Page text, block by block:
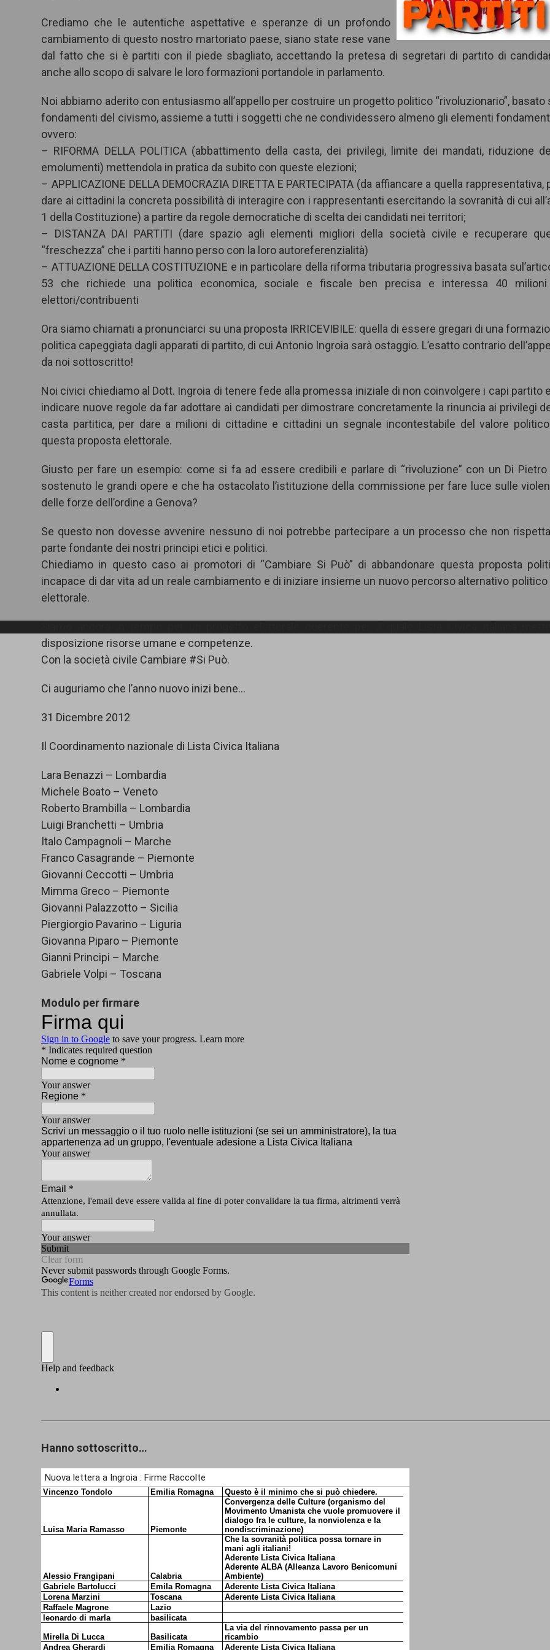
Crediamo che le autentiche aspettative e speranze di un profondo
cambiamento di questo nostro martoriato paese, siano state rese vane
dal fatto che si è partiti con il piede sbagliato, accettando la pretesa di segretari di partito di
anche allo scopo di salvare le loro formazioni portandole in parlamento.
Noi abbiamo aderito con entusiasmo all’appello per costruire un progetto politico “rivoluzionario”, basato
fondamenti del civismo, assieme a tutti i soggetti che ne condividessero almeno gli elementi
ovvero:
– RIFORMA DELLA POLITICA (abbattimento della casta, dei privilegi, limite dei mandati, riduzione
emolumenti) mettendola in pratica da subito con queste elezioni;
– APPLICAZIONE DELLA DEMOCRAZIA DIRETTA E PARTECIPATA (da affiancare a quella rappresentativa,
dare ai cittadini la concreta possibilità di interagire con i rappresentanti esercitando la sovranità di cui
1 della Costituzione) a partire da regole democratiche di scelta dei candidati nei territori;
– DISTANZA DAI PARTITI (dare spazio agli elementi migliori della società civile e recuperare
“freschezza” che i partiti hanno perso con la loro autoreferenzialità)
– ATTUAZIONE DELLA COSTITUZIONE e in particolare della riforma tributaria progressiva basata
53 che richiede una politica economica, sociale e fiscale ben precisa e interessa 40
elettori/contribuenti
Ora siamo chiamati a pronunciarci su una proposta IRRICEVIBILE: quella di essere gregari di una
politica capeggiata dagli apparati di partito, di cui Antonio Ingroia sarà ostaggio. L’esatto contrario
da noi sottoscritto!
Noi civici chiediamo al Dott. Ingroia di tenere fede alla promessa iniziale di non coinvolgere i capi partito
indicare nuove regole da far adottare ai candidati per dimostrare concretamente la rinuncia ai privilegi
casta partitica, per dare a milioni di cittadine e cittadini un segnale incontestabile del valore
questa proposta elettorale.
Giusto per fare un esempio: come si fa ad essere credibili e parlare di “rivoluzione” con un Di Pietro
sostenuto le grandi opere e che ha ostacolato l’istituzione della commissione per fare luce sulle
delle forze dell’ordine a Genova?
Se questo non dovesse avvenire nessuno di noi potrebbe partecipare a un processo che non
parte fondante dei nostri principi etici e politici.
Chiediamo in questo caso ai promotori di “Cambiare Si Può” di abbandonare questa proposta
incapace di dar vita ad un reale cambiamento e di iniziare insieme un nuovo percorso alternativo politico
elettorale.
Siamo ancora in tempo per un progetto elettorale coerente per il quale Lista Civica Italiana
disposizione risorse umane e competenze.
Con la società civile Cambiare #Si Può.
Ci auguriamo che l’anno nuovo inizi bene…
31 Dicembre 2012
Il Coordinamento nazionale di Lista Civica Italiana
Lara Benazzi – Lombardia
Michele Boato – Veneto
Roberto Brambilla – Lombardia
Luigi Branchetti – Umbria
Italo Campagnoli – Marche
Franco Casagrande – Piemonte
Giovanni Ceccotti – Umbria
Mimma Greco – Piemonte
Giovanni Palazzotto – Sicilia
Piergiorgio Pavarino – Liguria
Giovanna Piparo – Piemonte
Gianni Principi – Marche
Gabriele Volpi – Toscana
Modulo per firmare
Hanno sottoscritto…